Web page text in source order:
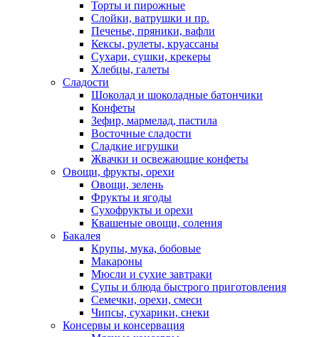
Торты и пирожные
Слойки, ватрушки и пр.
Печенье, пряники, вафли
Кексы, рулеты, круассаны
Сухари, сушки, крекеры
Хлебцы, галеты
Сладости
Шоколад и шоколадные батончики
Конфеты
Зефир, мармелад, пастила
Восточные сладости
Сладкие игрушки
Жвачки и освежающие конфеты
Овощи, фрукты, орехи
Овощи, зелень
Фрукты и ягоды
Сухофрукты и орехи
Квашеные овощи, соления
Бакалея
Крупы, мука, бобовые
Макароны
Мюсли и сухие завтраки
Супы и блюда быстрого приготовления
Семечки, орехи, смеси
Чипсы, сухарики, снеки
Консервы и консервация